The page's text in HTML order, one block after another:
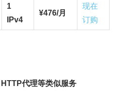
1
IPv4
¥476/月
现在
订购
代理等类似服务